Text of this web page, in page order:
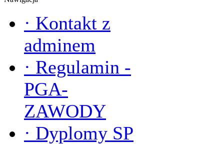
· Kontakt z
adminem
· Regulamin -
PGA-
ZAWODY
· Dyplomy SP